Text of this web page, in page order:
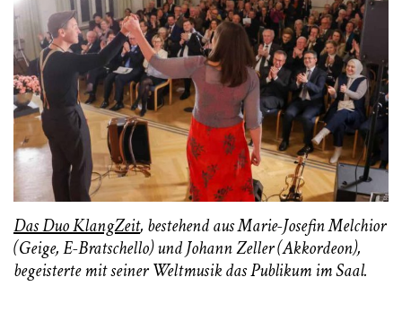
Das Duo KlangZeit, bestehend aus Marie-Josefin Melchior
(Geige, E-Bratschello)und Johann Zeller (Akkordeon),
begeisterte mit seiner Weltmusik das Publikum im Saal.